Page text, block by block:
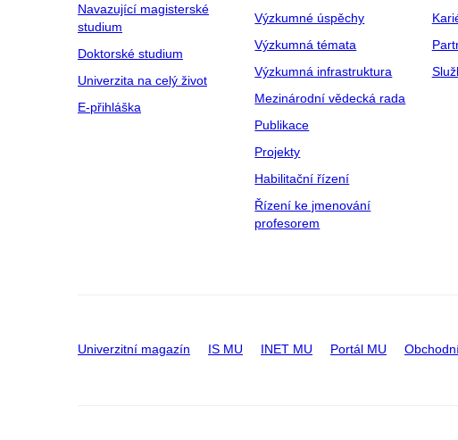
Navazující magisterské
studium
Doktorské studium
Univerzita na celý život
E-přihláška
Výzkumné úspěchy
Výzkumná témata
Výzkumná infrastruktura
Mezinárodní vědecká rada
Publikace
Projekty
Habilitační řízení
Řízení ke jmenování
profesorem
Univerzitní magazín IS MU INET MU Portál MU